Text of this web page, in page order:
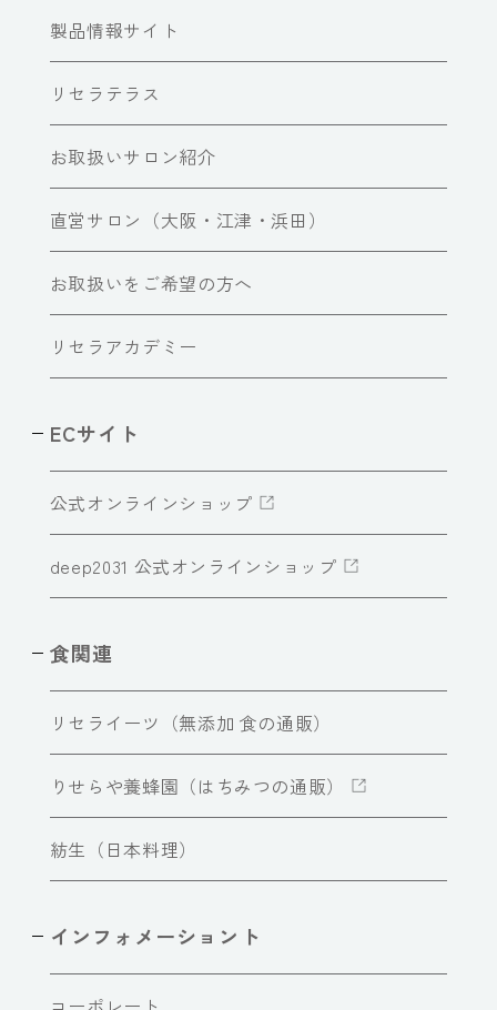
製品情報サイト
リセラテラス
お取扱いサロン紹介
直営サロン（大阪・江津・浜田）
お取扱いをご希望の方へ
リセラアカデミー
ECサイト
公式オンラインショップ
deep2031 公式オンラインショップ
食関連
リセライーツ（無添加 食の通販）
りせらや養蜂園（はちみつの通販）
紡生（日本料理）
インフォメーショント